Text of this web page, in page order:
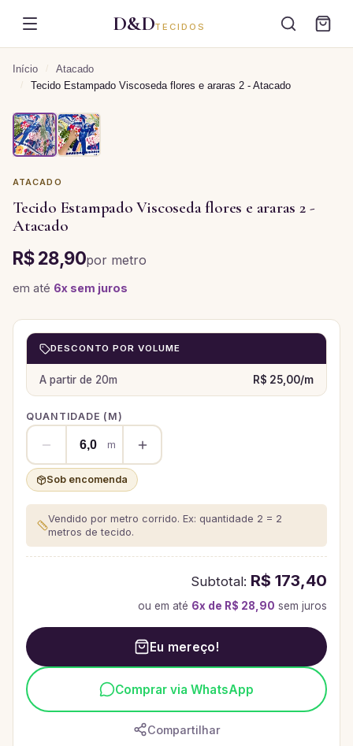
D&DTECIDOS
Início / Atacado
/ Tecido Estampado Viscoseda flores e araras 2 - Atacado
ATACADO
Tecido Estampado Viscoseda flores e araras 2 -
Atacado
R$ 28,90por metro
em até 6x sem juros
DESCONTO POR VOLUME
A partir de 20m R$ 25,00/m
QUANTIDADE ( M)
m
Sob encomenda
Vendido por metro corrido. Ex: quantidade 2 = 2
metros de tecido.
Subtotal: R$ 173,40
ou em até 6x de R$ 28,90 sem juros
Eu mereço!
Comprar via WhatsApp
Compartilhar